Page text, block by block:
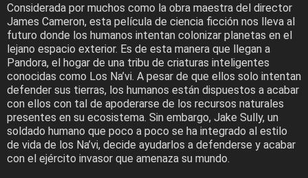
Considerada por muchos como la obra maestra del director
James Cameron, esta película de ciencia ficción nos lleva al
futuro donde los humanos intentan colonizar planetas en el
lejano espacio exterior. Es de esta manera que llegan a
Pandora, el hogar de una tribu de criaturas inteligentes
conocidas como Los Na’vi. A pesar de que ellos solo intentan
defender sus tierras, los humanos están dispuestos a acabar
con ellos con tal de apoderarse de los recursos naturales
presentes en su ecosistema. Sin embargo, Jake Sully, un
soldado humano que poco a poco se ha integrado al estilo
de vida de los Na’vi, decide ayudarlos a defenderse y acabar
con el ejército invasor que amenaza su mundo.